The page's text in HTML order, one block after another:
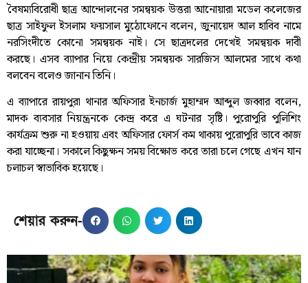
বৈষম্যবিরোধী ছাত্র আন্দোলনের সমন্বয়ক উত্তরা আনোয়ারা মডেল কলেজের
ছাত্র সাইফুল ইসলাম ফয়সাল মুঠোফোনে বলেন, জুনায়েদ আল হাবিব নামে
নরসিংদীতে কোনো সমন্বয়ক নাই। সে ছাত্রদলের দেখেই সমন্বয়ক দাবী
করছে। এসব ব্যাপার নিয়ে কেন্দ্রীয় সমন্বয়ক সারজিস আলমের সাথে কথা
বলবেন বলেও জানান তিনি।
এ ব্যাপারে রায়পুরা থানার অফিসার ইনচার্জ মুহাম্মদ আব্দুল জব্বার বলেন,
মাদক ব্যবসার নিয়ন্ত্রনকে কেন্দ্র করে এ ঘটনার সৃষ্টি। পুরোপুরি পুলিশিং
কার্যক্রম শুরু না হওয়ায় এবং অফিসার ফোর্স কম থাকায় পুরোপুরি ভাবে কাজ
করা যাচ্ছেনা। সকালে কিছুক্ষন সময় বিক্ষোভ করে তারা চলে গেছে এখন যান
চলাচল স্বাভাবিক হয়েছে।
শেয়ার করুন-